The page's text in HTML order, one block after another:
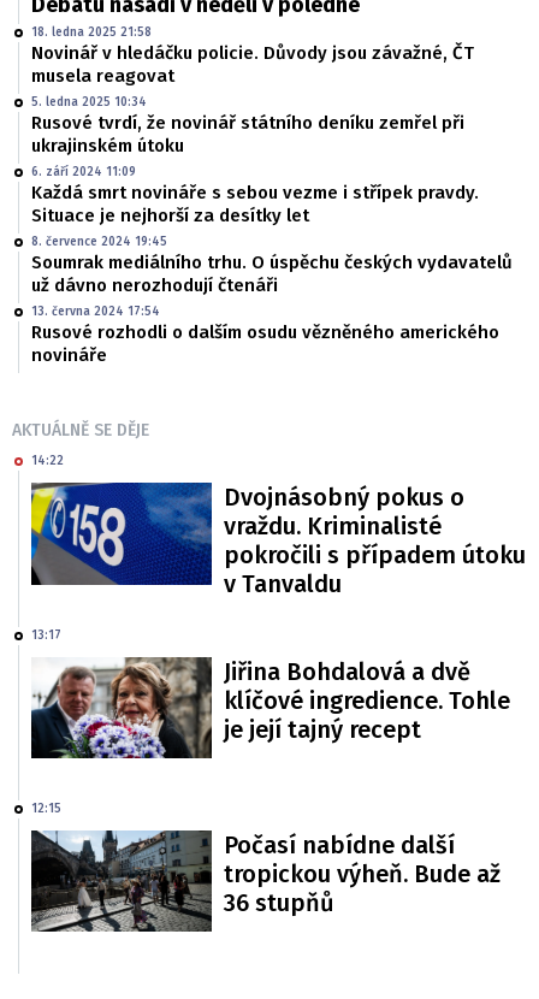
18. ledna 2025 21:58
Novinář v hledáčku policie. Důvody jsou závažné, ČT
musela reagovat
5. ledna 2025 10:34
Rusové tvrdí, že novinář státního deníku zemřel při
ukrajinském útoku
6. září 2024 11:09
Každá smrt novináře s sebou vezme i střípek pravdy.
Situace je nejhorší za desítky let
8. července 2024 19:45
Soumrak mediálního trhu. O úspěchu českých vydavatelů
už dávno nerozhodují čtenáři
13. června 2024 17:54
Rusové rozhodli o dalším osudu vězněného amerického
novináře
AKTUÁLNĚ SE DĚJE
14:22
Dvojnásobný pokus o
vraždu. Kriminalisté
pokročili s případem útoku
v Tanvaldu
13:17
Jiřina Bohdalová a dvě
klíčové ingredience. Tohle
je její tajný recept
12:15
Počasí nabídne další
tropickou výheň. Bude až
36 stupňů